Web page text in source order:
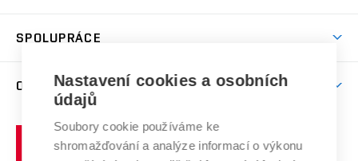
Brno
Celoživotní vzdělávání
E-přihláška
Harmonogram akademického roku
Závěrečné práce
Doktorské studium
Zpracování osobních údajů studentů
Sociální bezpečí
Studium bez bariér
Podpora podnikání
Mezinárodní vědecká rada
Systém zajišťování kvality výzkumu
Výzkumné infrastruktury
SPOLUPRÁCE
Zahraniční spolupráce
Spolupráce se školami
Služby univerzity
O UNIVERZITĚ
Profil univerzity
Udržitelná univerzita
učení
Nastavení cookies a osobních
údajů
Soubory cookie používáme ke
shromažďování a analýze informací o výkonu